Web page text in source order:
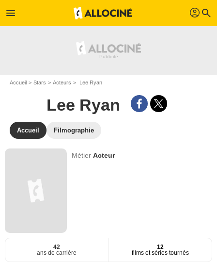
menu profil search
Accueil Stars Acteurs Lee Ryan
Lee Ryan
Accueil Filmographie
MétierActeur
42
ans de carrière
12
films et séries tournés